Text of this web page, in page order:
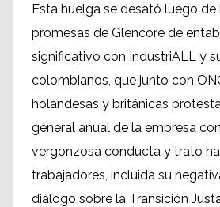
Esta huelga se desató luego de
promesas de Glencore de
significativo con IndustriALL y
colombianos, que junto con
holandesas y británicas
general anual de la empresa
vergonzosa conducta y trato
trabajadores, incluida su
diálogo sobre la Transición